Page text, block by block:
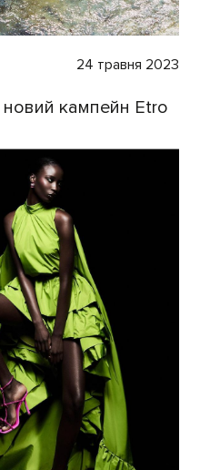
24 травня 2023
кампейн Etro